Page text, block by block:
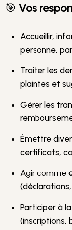
🎯Vos
Accueillir,
personne,
Traiter les
plaintes et
Gérer les
Émettre
certificats,
Agir comme
Participer à
(inscriptions,